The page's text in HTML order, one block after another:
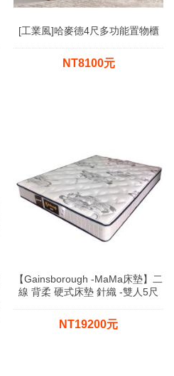
[工業風]哈麥德4尺多功能置物櫃
NT8100元
【Gainsborough -MaMa床墊】二
線 背柔 硬式床墊 針織 -雙人5尺
NT19200元